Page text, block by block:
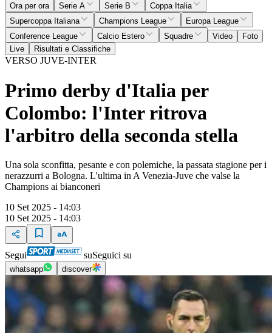
Ora per ora Serie A Serie B
Coppa Italia
Supercoppa Italiana
Champions League
Europa League
Conference League
Calcio Estero Squadre Video
Foto
Live
Risultati e Classifiche
VERSO JUVE-INTER
Primo derby d'Italia per
Colombo: l'Inter ritrova
l'arbitro della seconda stella
Una sola sconfitta, pesante e con polemiche, la passata stagione per i
nerazzurri a Bologna. L'ultima in A Venezia-Juve che valse la
Champions ai bianconeri
10 Set 2025 - 14:03
10 Set 2025 - 14:03
Segui suSeguici su
whatsapp discover